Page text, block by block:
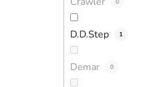
D.D.Step 1
Demar 0